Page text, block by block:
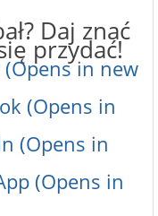
Daj znać
przydać!
in new
(Opens in
(Opens in
(Opens in